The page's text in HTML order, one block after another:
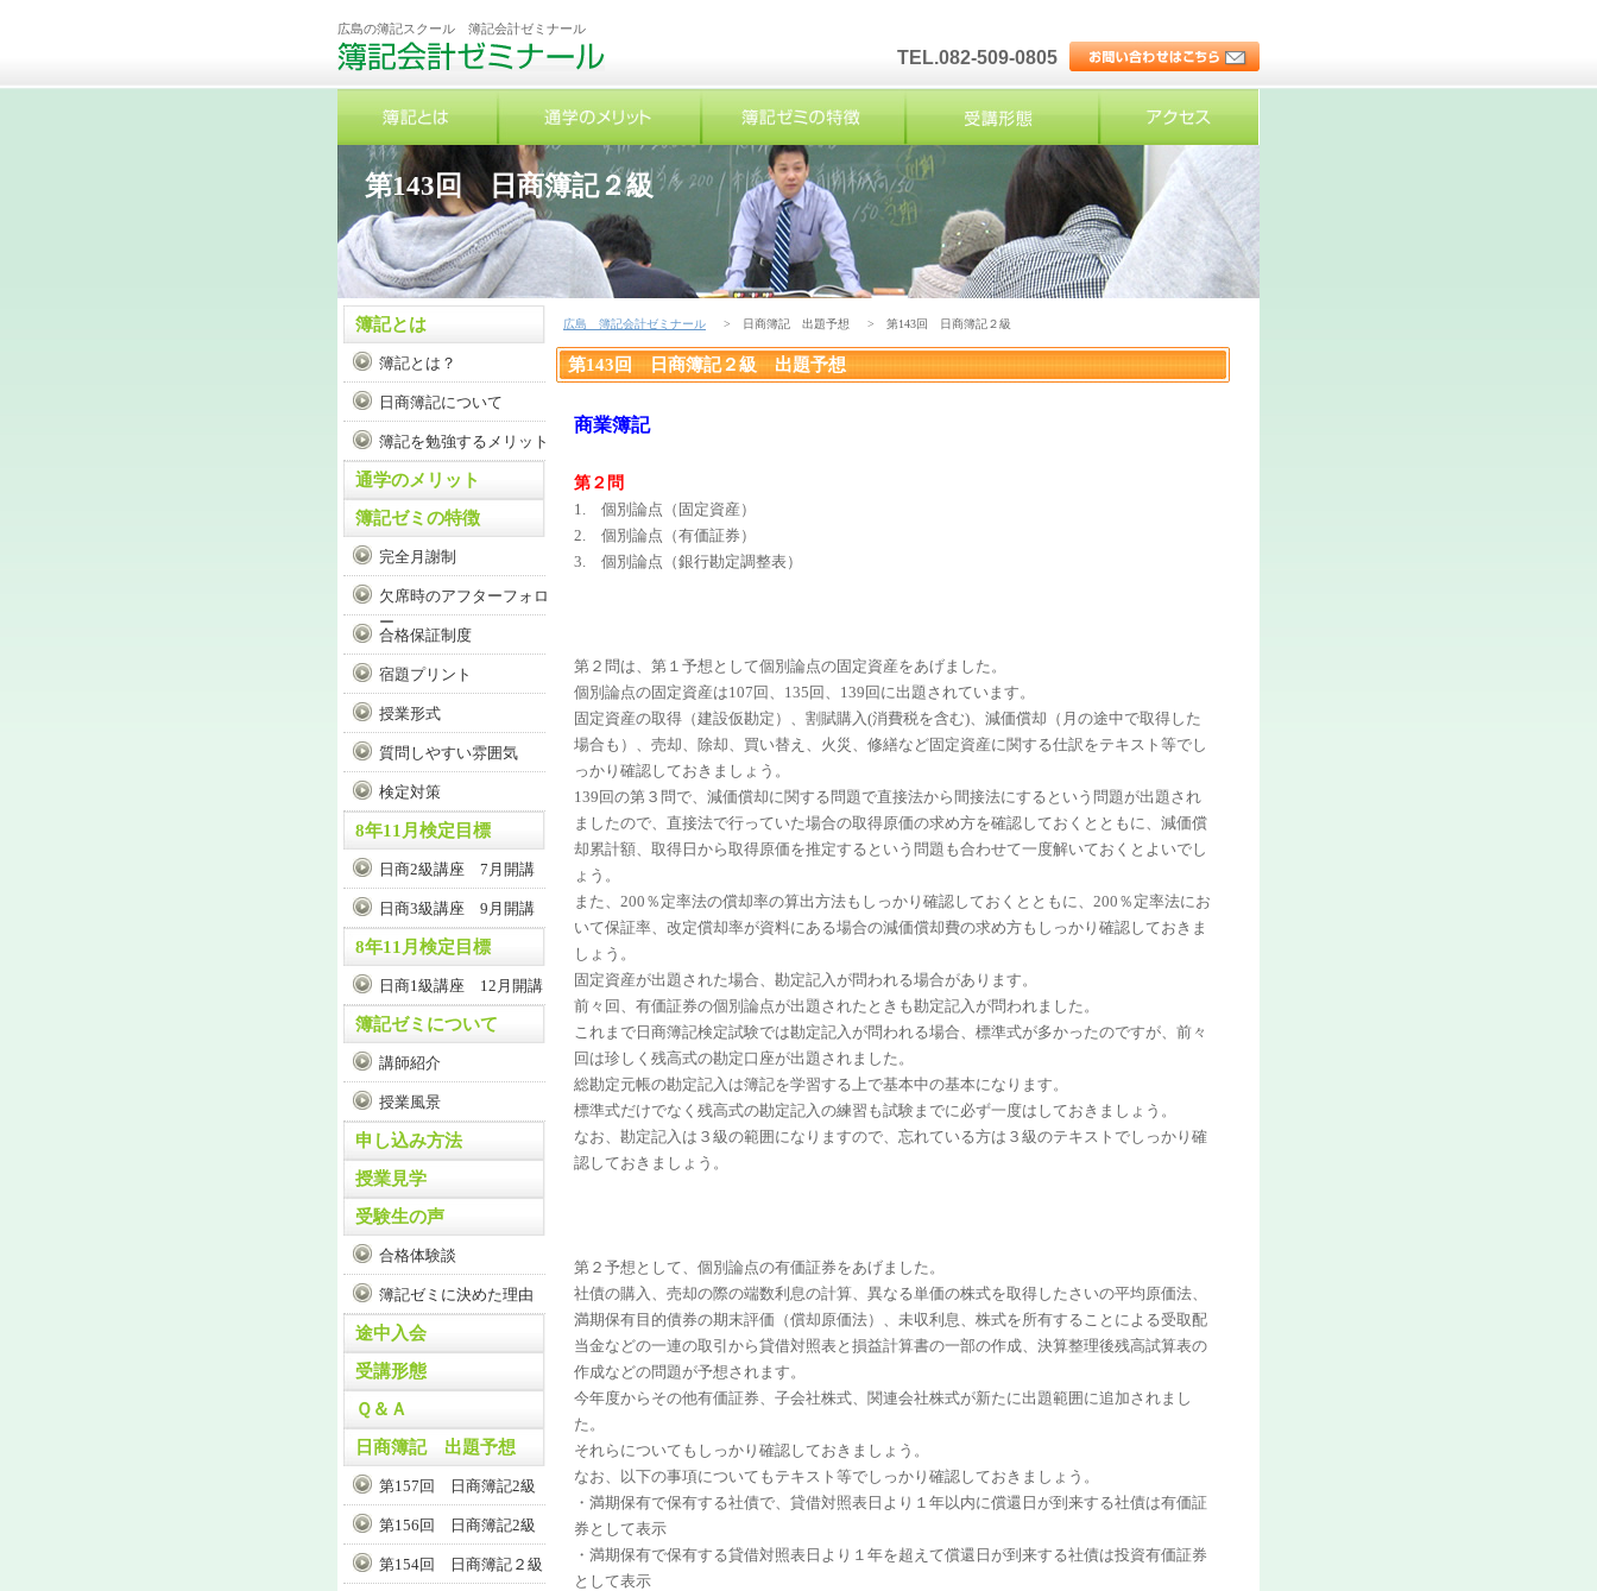
広島の簿記スクール 簿記会計ゼミナール
TEL.082-509-0805
第143回 日商簿記２級
簿記とは
簿記とは？
日商簿記について
簿記を勉強するメリット
通学のメリット
簿記ゼミの特徴
完全月謝制
欠席時のアフターフォロ
ー
合格保証制度
宿題プリント
授業形式
質問しやすい雰囲気
検定対策
8年11月検定目標
日商2級講座 7月開講
日商3級講座 9月開講
8年11月検定目標
日商1級講座 12月開講
簿記ゼミについて
講師紹介
授業風景
申し込み方法
授業見学
受験生の声
合格体験談
簿記ゼミに決めた理由
途中入会
受講形態
Ｑ＆Ａ
日商簿記 出題予想
第157回 日商簿記2級
第156回 日商簿記2級
第154回 日商簿記２級
広島 簿記会計ゼミナール > 日商簿記 出題予想 > 第143回 日商簿記２級
第143回 日商簿記２級 出題予想
商業簿記
第２問
1. 個別論点（固定資産）
2. 個別論点（有価証券）
3. 個別論点（銀行勘定調整表）
第２問は、第１予想として個別論点の固定資産をあげました。
個別論点の固定資産は107回、135回、139回に出題されています。
固定資産の取得（建設仮勘定）、割賦購入(消費税を含む)、減価償却（月の途中で取得した
場合も）、売却、除却、買い替え、火災、修繕など固定資産に関する仕訳をテキスト等でし
っかり確認しておきましょう。
139回の第３問で、減価償却に関する問題で直接法から間接法にするという問題が出題され
ましたので、直接法で行っていた場合の取得原価の求め方を確認しておくとともに、減価償
却累計額、取得日から取得原価を推定するという問題も合わせて一度解いておくとよいでし
ょう。
また、200％定率法の償却率の算出方法もしっかり確認しておくとともに、200％定率法にお
いて保証率、改定償却率が資料にある場合の減価償却費の求め方もしっかり確認しておきま
しょう。
固定資産が出題された場合、勘定記入が問われる場合があります。
前々回、有価証券の個別論点が出題されたときも勘定記入が問われました。
これまで日商簿記検定試験では勘定記入が問われる場合、標準式が多かったのですが、前々
回は珍しく残高式の勘定口座が出題されました。
総勘定元帳の勘定記入は簿記を学習する上で基本中の基本になります。
標準式だけでなく残高式の勘定記入の練習も試験までに必ず一度はしておきましょう。
なお、勘定記入は３級の範囲になりますので、忘れている方は３級のテキストでしっかり確
認しておきましょう。
第２予想として、個別論点の有価証券をあげました。
社債の購入、売却の際の端数利息の計算、異なる単価の株式を取得したさいの平均原価法、
満期保有目的債券の期末評価（償却原価法）、未収利息、株式を所有することによる受取配
当金などの一連の取引から貸借対照表と損益計算書の一部の作成、決算整理後残高試算表の
作成などの問題が予想されます。
今年度からその他有価証券、子会社株式、関連会社株式が新たに出題範囲に追加されまし
た。
それらについてもしっかり確認しておきましょう。
なお、以下の事項についてもテキスト等でしっかり確認しておきましょう。
・満期保有で保有する社債で、貸借対照表日より１年以内に償還日が到来する社債は有価証
券として表示
・満期保有で保有する貸借対照表日より１年を超えて償還日が到来する社債は投資有価証券
として表示